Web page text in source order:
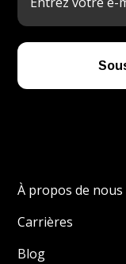
À propos de nous
Carrières
Blog